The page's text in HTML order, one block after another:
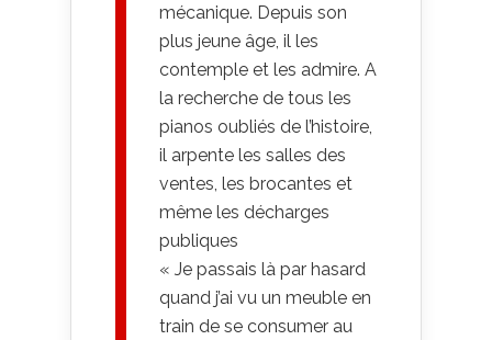
mécanique. Depuis son
plus jeune âge, il les
contemple et les admire. A
la recherche de tous les
pianos oubliés de l’histoire,
il arpente les salles des
ventes, les brocantes et
même les décharges
publiques
« Je passais là par hasard
quand j’ai vu un meuble en
train de se consumer au